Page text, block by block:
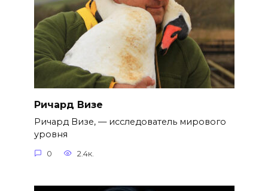
Ричард Визе
Ричард Визе, — исследователь мирового
уровня
0 2.4к.